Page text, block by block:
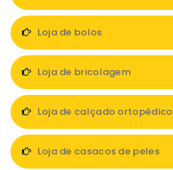
Loja de bolos
Loja de bricolagem
Loja de calçado ortopédico
Loja de casacos de peles